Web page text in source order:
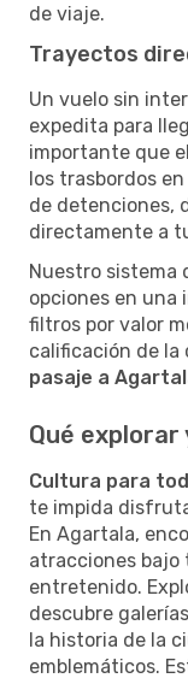
de viaje.
Trayectos
Un vuelo sin
expedita para
importante que
los trasbordos
de detenciones,
directamente a
Nuestro sistema
opciones en
filtros por valor
calificación de la
pasaje a
Qué
Cultura para
te impida
En Agartala,
atracciones
entretenido.
descubre
la historia de la
emblemáticos.